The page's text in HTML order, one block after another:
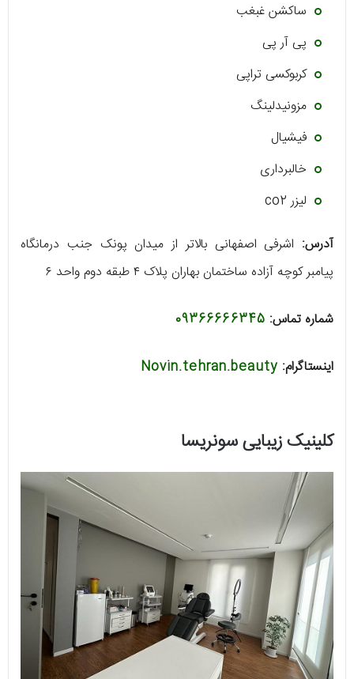
ساکشن غبغب
پی آر پی
کربوکسی تراپی
مزونیدلینگ
فیشیال
خالبرداری
لیزر co2
آدرس: اشرفی اصفهانی بالاتر از میدان پونک جنب درمانگاه
پیامبر کوچه آزاده ساختمان بهاران پلاک ۴ طبقه دوم واحد ۶
شماره تماس: 09366666345
اینستاگرام: Novin.tehran.beauty
کلینیک زیبایی سونریسا